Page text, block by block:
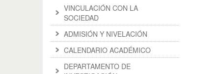
VINCULACIÓN CON LA
SOCIEDAD
ADMISIÓN Y NIVELACIÓN
CALENDARIO ACADÉMICO
DEPARTAMENTO DE